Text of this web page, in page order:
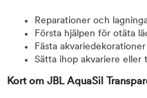
Reparationer och
Första hjälpen för otäta
Fästa
Sätta ihop akvariere eller
Kort om JBL AquaSil